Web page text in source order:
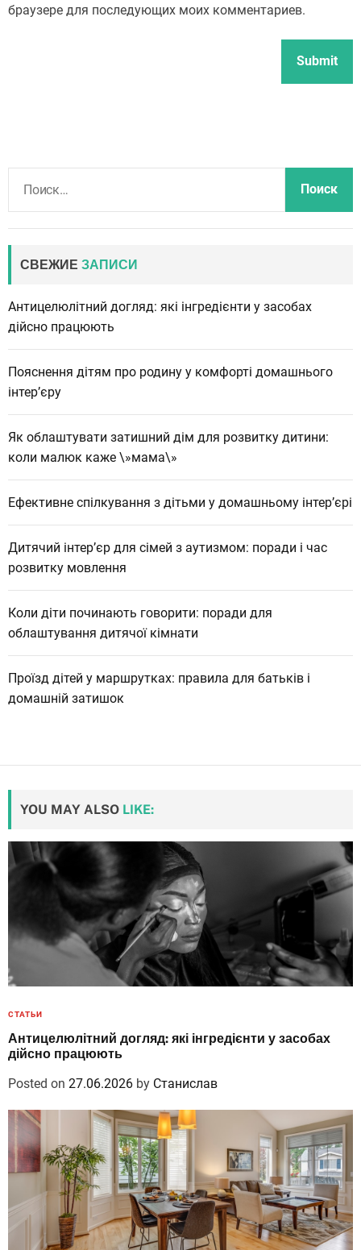
браузере для последующих моих комментариев.
й
СВЕЖИЕ ЗАПИСИ
Антицелюлітний догляд: які інгредієнти у засобах
дійсно працюють
Пояснення дітям про родину у комфорті домашнього
інтер’єру
Як облаштувати затишний дім для розвитку дитини:
коли малюк каже \»мама\»
Ефективне спілкування з дітьми у домашньому інтер’єрі
Дитячий інтер’єр для сімей з аутизмом: поради і час
розвитку мовлення
Коли діти починають говорити: поради для
облаштування дитячої кімнати
Проїзд дітей у маршрутках: правила для батьків і
домашній затишок
YOU MAY ALSO LIKE:
СТАТЬИ
Антицелюлітний догляд: які інгредієнти у засобах
дійсно працюють
Posted on 27.06.2026 by Станислав